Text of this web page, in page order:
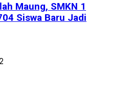
Maung, SMKN 1
Siswa Baru Jadi